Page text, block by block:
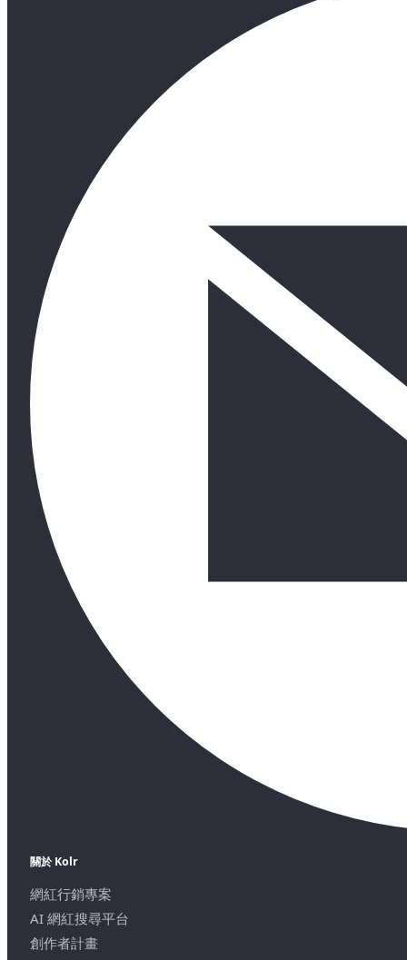
關於 Kolr
網紅行銷專案
AI 網紅搜尋平台
創作者計畫